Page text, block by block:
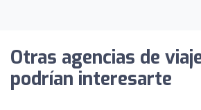
Otras agencias de
podrían interesarte